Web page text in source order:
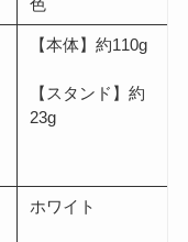
【本体】約110g
【スタンド】約
23g
ホワイト